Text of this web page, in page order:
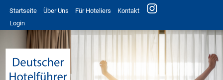
Startseite Über Uns Für Hoteliers
Kontakt
Login